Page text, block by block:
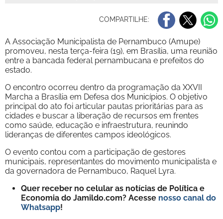
COMPARTILHE:
A Associação Municipalista de Pernambuco (Amupe)
promoveu, nesta terça-feira (19), em Brasília, uma reunião
entre a bancada federal pernambucana e prefeitos do
estado.
O encontro ocorreu dentro da programação da XXVII
Marcha a Brasília em Defesa dos Municípios. O objetivo
principal do ato foi articular pautas prioritárias para as
cidades e buscar a liberação de recursos em frentes
como saúde, educação e infraestrutura, reunindo
lideranças de diferentes campos ideológicos.
O evento contou com a participação de gestores
municipais, representantes do movimento municipalista e
da governadora de Pernambuco, Raquel Lyra.
Quer receber no celular as notícias de Política e
Economia do Jamildo.com? Acesse nosso canal do
Whatsapp!